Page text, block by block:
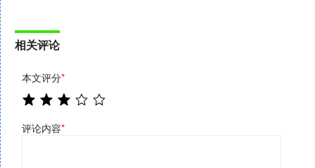
相关评论
本文评分*
评论内容*